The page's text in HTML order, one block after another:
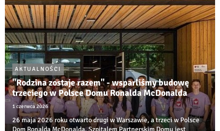
AKTUALNOŚCI
"Rodzina zostaje razem" - wsparliśmy budowę
trzeciego w Polsce Domu Ronalda McDonalda
1 czerwca 2026
26 maja 2026 roku otwarto drugi w Warszawie, a trzeci w Polsce
Dom Ronalda McDonalda. Szpitalem Partnerskim Domu jest